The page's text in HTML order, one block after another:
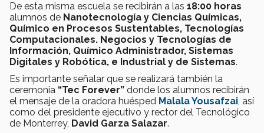
De esta misma escuela se recibirán a las 18:00 horas
alumnos de Nanotecnología y Ciencias Químicas,
Químico en Procesos Sustentables, Tecnologías
Computacionales. Negocios y Tecnologías de
Información, Químico Administrador, Sistemas
Digitales y Robótica, e Industrial y de Sistemas.
Es importante señalar que se realizará también la
ceremonia “Tec Forever” donde los alumnos recibirán
el mensaje de la oradora huésped Malala Yousafzai, así
como del presidente ejecutivo y rector del Tecnológico
de Monterrey, David Garza Salazar.